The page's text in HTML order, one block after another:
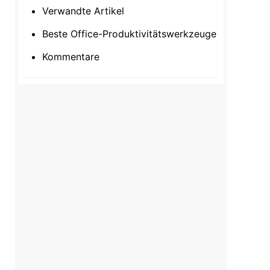
Verwandte Artikel
Beste Office-Produktivitätswerkzeuge
Kommentare